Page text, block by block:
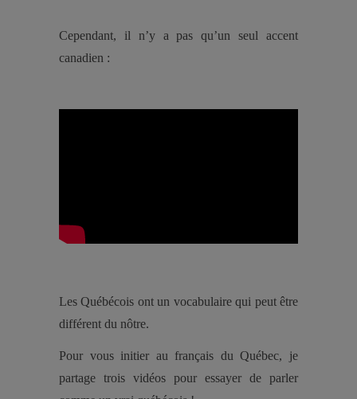
Cependant, il n’y a pas qu’un seul accent
canadien :
Les Québécois ont un vocabulaire qui peut être
différent du nôtre.
Pour vous initier au français du Québec, je
partage trois vidéos pour essayer de parler